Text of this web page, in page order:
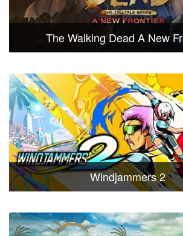
The Walking Dead A New
Windjammers 2